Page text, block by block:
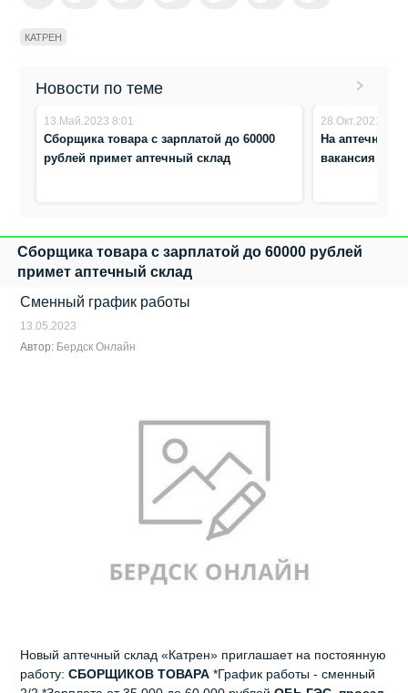
КАТРЕН
Новости по теме
13.Май.2023 8:01
Сборщика товара с зарплатой до 60000
рублей примет аптечный склад
28.Окт.2021
На аптечном
вакансия
Сборщика товара с зарплатой до 60000 рублей
примет аптечный склад
Сменный график работы
13.05.2023
Автор: Бердск Онлайн
Новый аптечный склад «Катрен» приглашает на постоянную
работу:СБОРЩИКОВ ТОВАРА *График работы - сменный